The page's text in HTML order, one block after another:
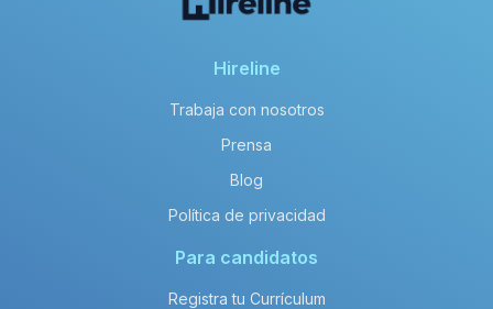
Hireline
Trabaja con nosotros
Prensa
Blog
Política de privacidad
Para candidatos
Registra tu Currículum